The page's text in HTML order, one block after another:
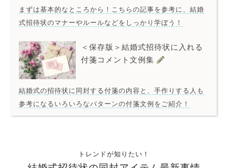
まずは基本的なところから！こちらの記事を参考に、結婚
式招待状のマナーやルールなどをしっかり学ぼう！
＜保存版＞結婚式招待状に入れる
付箋コメント文例集
結婚式の招待状に同封する付箋の内容と、手作りする人も
参考になるいろいろなパターンの付箋文例をご紹介！
トレンドが知りたい！